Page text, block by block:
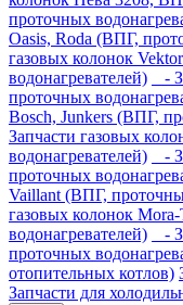
проточных
Oasis, Roda (ВПГ,
газовых колонок
водонагревателей)
-
проточных
Bosch, Junkers (ВПГ,
Запчасти газовых
водонагревателей)
-
проточных
Vaillant (ВПГ,
газовых колонок
водонагревателей)
-
проточных
отопительных котлов)
Запчасти для